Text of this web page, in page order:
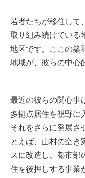
若者たちが移住して
取り組み続けている
地区です。ここの築
地域が、彼らの中心
最近の彼らの関心事
多拠点居住を視野に
それをさらに発展さ
とえば、山村の空き
スに改造し、都市部
住を後押しする事業